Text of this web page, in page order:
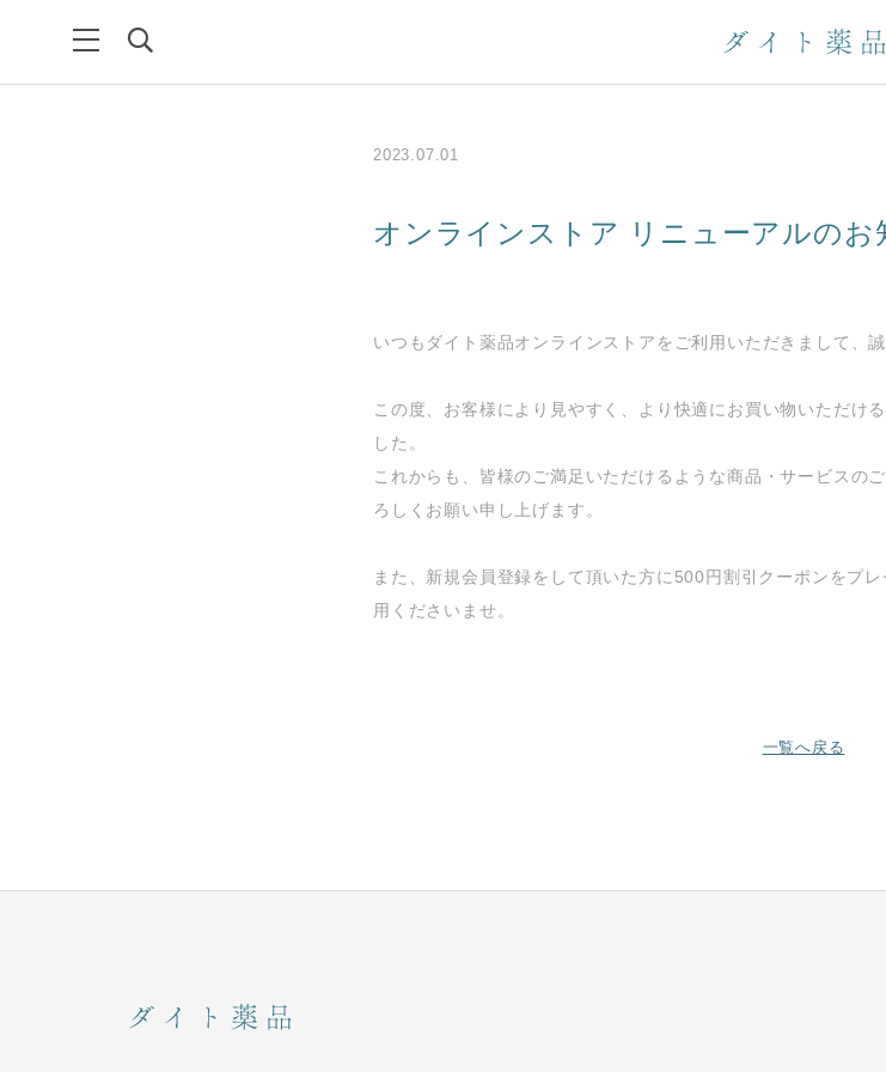
2023.07.01
オンラインストア リニューアルのお
いつもダイト薬品オンラインストアをご利用いただきまして、
この度、お客様により見やすく、より快適にお買い物いただけ
した。
これからも、皆様のご満足いただけるような商品・サービスの
ろしくお願い申し上げます。
また、新規会員登録をして頂いた方に500円割引クーポンをプ
用くださいませ。
一覧へ戻る